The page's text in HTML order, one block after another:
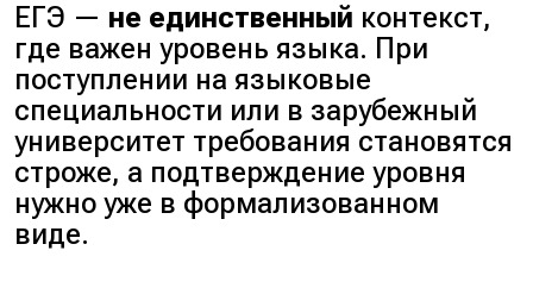
ЕГЭ — не единственный контекст,
где важен уровень языка. При
поступлении на языковые
специальности или в зарубежный
университет требования становятся
строже, а подтверждение уровня
нужно уже в формализованном
виде.